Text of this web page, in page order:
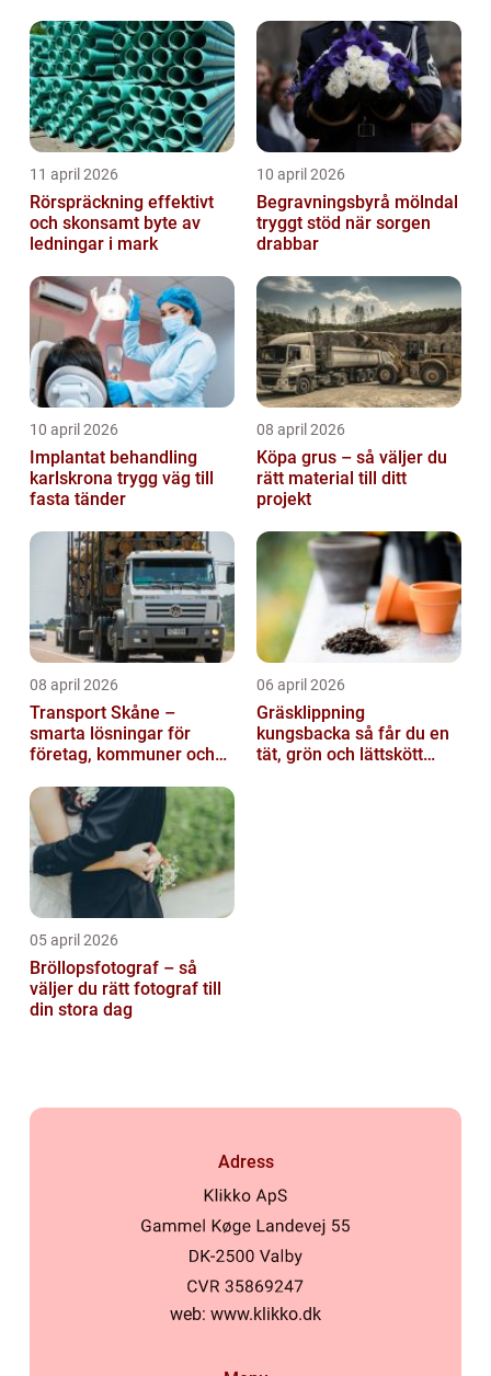
trapphus...
11 april 2026
Rörspräckning effektivt
och skonsamt byte av
ledningar i mark
10 april 2026
Begravningsbyrå mölndal
tryggt stöd när sorgen
drabbar
10 april 2026
Implantat behandling
karlskrona trygg väg till
fasta tänder
08 april 2026
Köpa grus – så väljer du
rätt material till ditt
projekt
08 april 2026
Transport Skåne –
smarta lösningar för
företag, kommuner och
06 april 2026
Gräsklippning
kungsbacka så får du en
tät, grön och lättskött
05 april 2026
Bröllopsfotograf – så
väljer du rätt fotograf till
din stora dag
Adress
web: www.klikko.dk